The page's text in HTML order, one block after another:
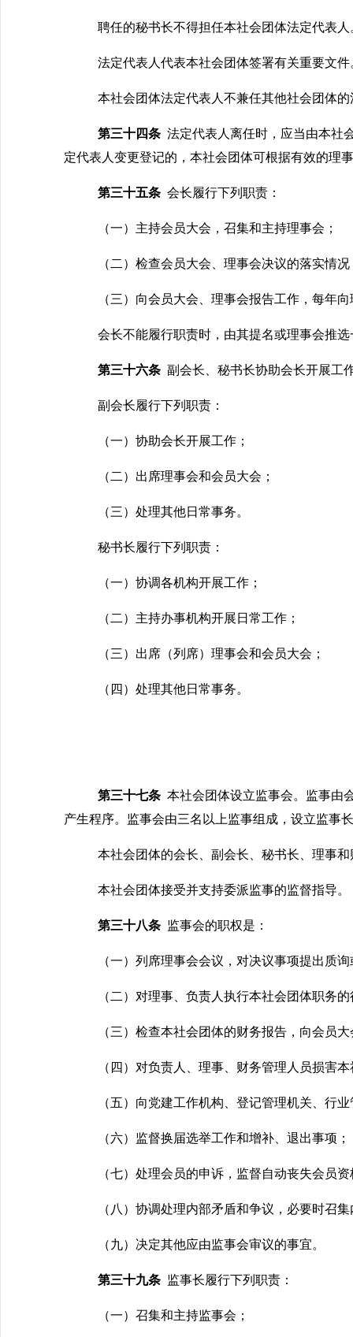
聘任的秘书长不得担任本社会团体法定代表人
法定代表人代表本社会团体签署有关重要文件
本社会团体法定代表人不兼任其他社会团体
第三十四条 法定代表人离任时，应当由本社
定代表人变更登记的，本社会团体可根据有效的理
第三十五条 会长履行下列职责：
（一）主持会员大会，召集和主持理事会；
（二）检查会员大会、理事会决议的落实情况
（三）向会员大会、理事会报告工作，每年
会长不能履行职责时，由其提名或理事会推
第三十六条 副会长、秘书长协助会长开展工
副会长履行下列职责：
（一）协助会长开展工作；
（二）出席理事会和会员大会；
（三）处理其他日常事务。
秘书长履行下列职责：
（一）协调各机构开展工作；
（二）主持办事机构开展日常工作；
（三）出 席（列席）理事会和会员大会；
（四）处理其他日常事务。
第三十七条 本社会团体设立监事会。监事由
产生程序。监事会由三名以上监事组成，设立监事
本社会团体的会长、副会长、秘书长、理事
本社会团体接受并支持委派监事的监督指导。
第三十八条 监事会的职权是：
（一）列席理事会会议，对决议事项提出质
（二）对理事、负责人执行本社会团体职务
（三）检查本社会团体的财务报告，向会员
（四）对负责人、理事、财务管理人员损害
（五）向党建工作机构、登记管理机关、行
（六）监督换届选举工作和增补、退出事项；
（七）处理会员的申诉，监督自动丧失会员
（八）协调处理内部矛盾和争议，必要时召
（九）决定其他应由监事会审议的事宜。
第三十九条 监事长履行下列职责：
（一）召集和主持监事会；